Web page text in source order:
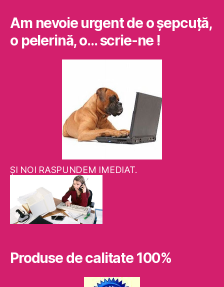
Am nevoie urgent de o şepcuţă,
o pelerină, o… scrie-ne !
ŞI NOI RASPUNDEM IMEDIAT.
Produse de calitate 100%